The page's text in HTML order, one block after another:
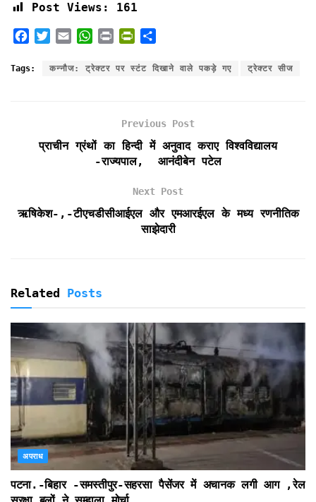
Post Views:
161
c
i
a
a
p
i
i
r
i
e
d
l
y
a
Tags: कन्नौज: ट्रेक्टर पर स्टंट दिखाने वाले पकड़े गए ट्रेक्टर सीज
Previous Post
प्राचीन ग्रंथों का हिन्दी में अनुवाद कराए विश्वविद्यालय
-राज्यपाल, आनंदीबेन पटेल
Next Post
ऋषिकेश-,-टीएचडीसीआईएल और एमआरईएल के मध्य रणनीतिक
साझेदारी
Related Posts
अपराध
पटना.-बिहार -समस्तीपुर-सहरसा पैसेंजर में अचानक लगी आग ,रेल